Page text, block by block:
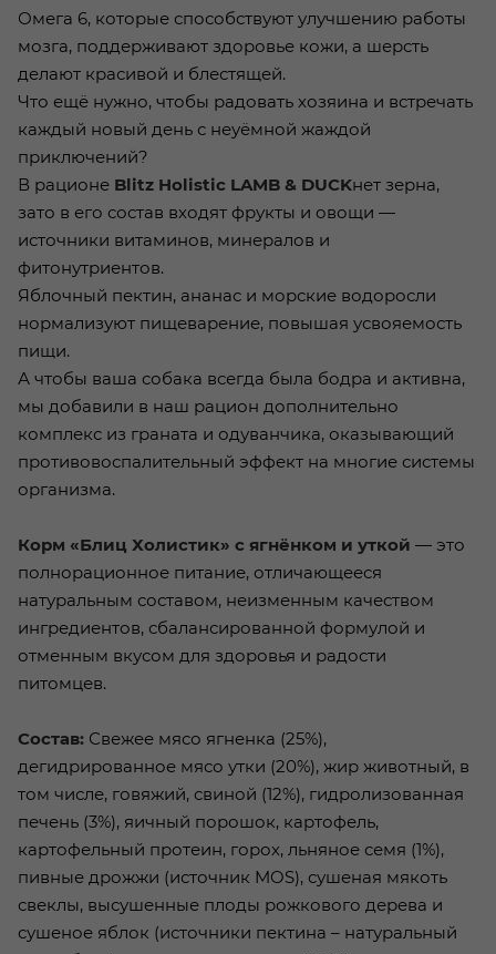
Омега 6, которые способствуют улучшению работы
мозга, поддерживают здоровье кожи, а шерсть
делают красивой и блестящей.
Что ещё нужно, чтобы радовать хозяина и встречать
каждый новый день с неуёмной жаждой
приключений?
В рационе Blitz Holistic LAMB & DUCKнет зерна,
зато в его состав входят фрукты и овощи —
источники витаминов, минералов и
фитонутриентов.
Яблочный пектин, ананас и морские водоросли
нормализуют пищеварение, повышая усвояемость
пищи.
А чтобы ваша собака всегда была бодра и активна,
мы добавили в наш рацион дополнительно
комплекс из граната и одуванчика, оказывающий
противовоспалительный эффект на многие системы
организма.
Корм «Блиц Холистик» с ягнёнком и уткой — это
полнорационное питание, отличающееся
натуральным составом, неизменным качеством
ингредиентов, сбалансированной формулой и
отменным вкусом для здоровья и радости
питомцев.
Состав: Свежее мясо ягненка (25%),
дегидрированное мясо утки (20%), жир животный, в
том числе, говяжий, свиной (12%), гидролизованная
печень (3%), яичный порошок, картофель,
картофельный протеин, горох, льняное семя (1%),
пивные дрожжи (источник MOS), сушеная мякоть
свеклы, высушенные плоды рожкового дерева и
сушеное яблок (источники пектина – натуральный